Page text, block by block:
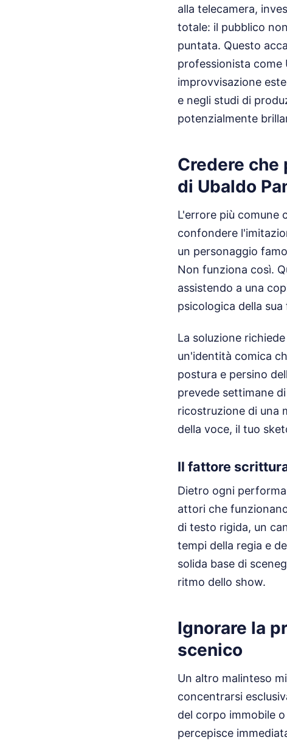
alla telecamera,
totale: il pubblico
puntata. Questo
professionista come
improvvisazione
e negli studi di
potenzialmente
Credere che
di Ubaldo
L'errore più comune
confondere
un personaggio
Non funziona così.
assistendo a una
psicologica della
La soluzione
un'identità comica
postura e persino
prevede settimane
ricostruzione di una
della voce, il tuo
Il fattore
Dietro ogni
attori che
di testo rigida, un
tempi della regia e
solida base di
ritmo dello show.
Ignorare la
scenico
Un altro malinteso
concentrarsi
del corpo immobile
percepisce